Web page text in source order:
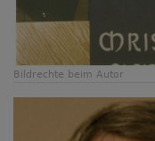
Bildrechte beim Autor